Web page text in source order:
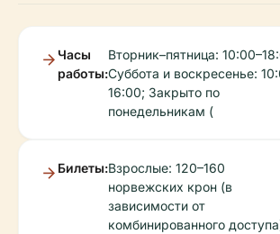
Часы
работы:
Вторник–пятница:
Суббота и воскресенье:
16:00; Закрыто по
понедельникам (
Билеты:Взрослые: 120–160
норвежских крон (в
зависимости от
комбинированного